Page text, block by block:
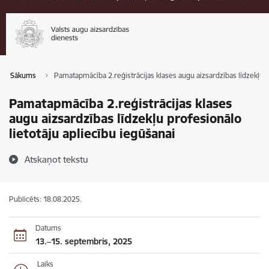
Sākums Pamatapmācība 2.reģistrācijas klases augu aizsardzības
Pamatapmācība 2.reģistrācijas klases
augu aizsardzības līdzekļu profesionālo
lietotāju apliecību iegūšanai
Atskaņot tekstu
Publicēts: 18.08.2025.
Datums
13.–15. septembris, 2025
Laiks